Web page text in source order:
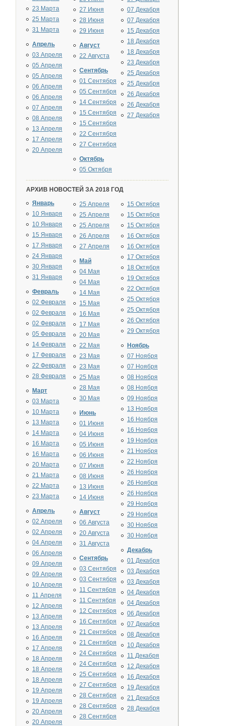
23 Марта
25 Марта
31 Марта
Апрель
03 Апреля
05 Апреля
05 Апреля
06 Апреля
06 Апреля
07 Апреля
08 Апреля
13 Апреля
17 Апреля
20 Апреля
27 Июня
28 Июня
29 Июня
Август
22 Августа
Сентябрь
01 Сентября
05 Сентября
14 Сентября
15 Сентября
15 Сентября
22 Сентября
27 Сентября
Октябрь
05 Октября
07 Декабря
07 Декабря
15 Декабря
18 Декабря
18 Декабря
23 Декабря
25 Декабря
25 Декабря
26 Декабря
26 Декабря
27 Декабря
АРХИВ НОВОСТЕЙ ЗА 2018 ГОД
Январь
10 Января
10 Января
15 Января
17 Января
24 Января
30 Января
31 Января
Февраль
02 Февраля
02 Февраля
02 Февраля
05 Февраля
14 Февраля
17 Февраля
22 Февраля
28 Февраля
Март
03 Марта
10 Марта
13 Марта
14 Марта
16 Марта
16 Марта
20 Марта
21 Марта
22 Марта
23 Марта
Апрель
02 Апреля
02 Апреля
04 Апреля
06 Апреля
09 Апреля
09 Апреля
10 Апреля
11 Апреля
12 Апреля
13 Апреля
13 Апреля
16 Апреля
17 Апреля
18 Апреля
18 Апреля
18 Апреля
19 Апреля
19 Апреля
20 Апреля
20 Апреля
25 Апреля
25 Апреля
25 Апреля
26 Апреля
27 Апреля
Май
04 Мая
04 Мая
14 Мая
15 Мая
16 Мая
17 Мая
20 Мая
22 Мая
23 Мая
23 Мая
25 Мая
28 Мая
30 Мая
Июнь
01 Июня
04 Июня
05 Июня
06 Июня
07 Июня
08 Июня
13 Июня
14 Июня
Август
06 Августа
20 Августа
31 Августа
Сентябрь
03 Сентября
03 Сентября
11 Сентября
11 Сентября
12 Сентября
16 Сентября
21 Сентября
21 Сентября
24 Сентября
24 Сентября
25 Сентября
27 Сентября
28 Сентября
28 Сентября
28 Сентября
15 Октября
15 Октября
15 Октября
16 Октября
16 Октября
17 Октября
18 Октября
19 Октября
22 Октября
25 Октября
25 Октября
26 Октября
29 Октября
Ноябрь
07 Ноября
07 Ноября
08 Ноября
08 Ноября
09 Ноября
13 Ноября
16 Ноября
16 Ноября
19 Ноября
21 Ноября
22 Ноября
26 Ноября
26 Ноября
26 Ноября
29 Ноября
29 Ноября
30 Ноября
30 Ноября
Декабрь
01 Декабря
03 Декабря
03 Декабря
04 Декабря
04 Декабря
06 Декабря
07 Декабря
08 Декабря
10 Декабря
11 Декабря
12 Декабря
16 Декабря
19 Декабря
21 Декабря
28 Декабря